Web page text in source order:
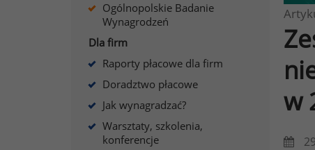
Ogólnopolskie Badanie
Wynagrodzeń
Dla firm
Raporty płacowe dla firm
Doradztwo płacowe
Jak wynagradzać?
Warsztaty, szkolenia,
konferencje
w